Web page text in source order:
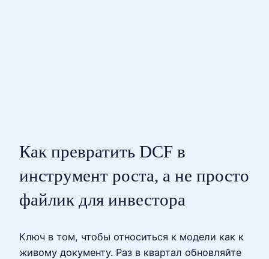
Как превратить DCF в
инструмент роста, а не просто
файлик для инвестора
Ключ в том, чтобы относиться к модели как к
живому документу. Раз в квартал обновляйте